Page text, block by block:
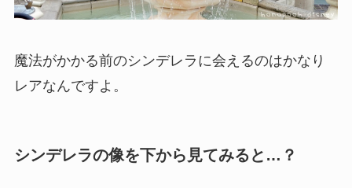
魔法がかかる前のシンデレラに会えるのはかなり
レアなんですよ。
シンデレラの像を下から見てみると…？